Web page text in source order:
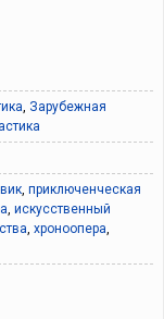
, Зарубежная
, приключенческая
, искусственный
, хроноопера,